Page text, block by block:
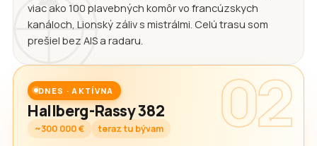
viac ako 100 plavebných komôr vo francúzskych
kanáloch, Lionský záliv s mistrálmi. Celú trasu som
prešiel bez AIS a radaru.
02
DNES · AKTÍVNA
Hallberg-Rassy 382
~300 000 € teraz tu bývam